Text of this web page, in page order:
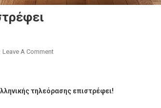
Leave A CommentOn
Επιστρέφει
τηλεόρασης επιστρέφει!